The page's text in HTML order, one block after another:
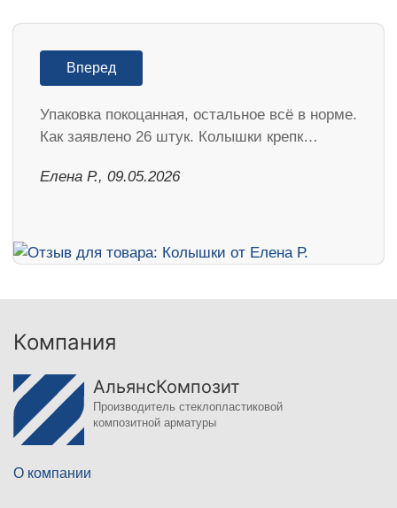
Вперед
Упаковка покоцанная, остальное всё в норме.
Как заявлено 26 штук. Колышки крепк…
Елена Р., 09.05.2026
Компания
АльянсКомпозит
Производитель стеклопластиковой
композитной арматуры
О компании